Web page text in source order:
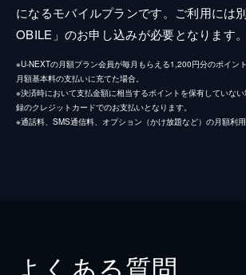
になるモバイルプランです。ご利用には
OBILE」のお申し込みが必要となります。
※U-NEXTの月額プラン会員が毎月もらえる1,200円分のポイン
月額基本料の支払いに充てた場合。
※決済時において支払金額に相当するポイントを保有していな
録のクレジットカードでのお支払いとなります。
※通話料、SMS通信料、オプション（かけ放題など）の月額利用
よくある質問